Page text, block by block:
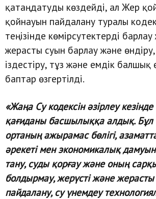
қатаңдатуды көздейді, ал Жер
қойнауын пайдалану туралы
теңізінде көмірсутектерді
жерасты суын барлау және
іздестіру, тұз және емдік балшық
баптар өзгертілді.
«Жаңа Су кодексін әзірлеу кезінде
қағиданы басшылыққа алдық. Бұл
ортаның ажырамас бөлігі,
әрекеті мен экономикалық
тану, суды қорғау және оның
болдырмау, жерүсті және
пайдалану, су үнемдеу